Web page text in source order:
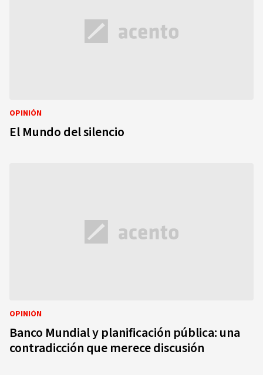
OPINIÓN
El Mundo del silencio
OPINIÓN
Banco Mundial y planificación pública: una
contradicción que merece discusión